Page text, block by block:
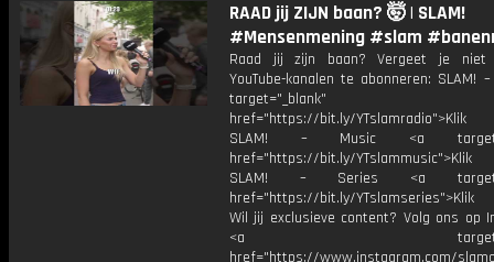
RAAD jij ZIJN baan? 🤯 | SLAM!
#Mensenmening #slam
Raad jij zijn baan? Vergeet je niet
YouTube-kanalen te abonneren: SLAM!
target="_blank"
href="https://bit.ly/
SLAM! – Music <a
href="https://bit.ly/
SLAM! – Series <a
href="https://bit.ly/
Wil jij exclusieve content? Volg ons op
<a
href="https://www.instagram.com/